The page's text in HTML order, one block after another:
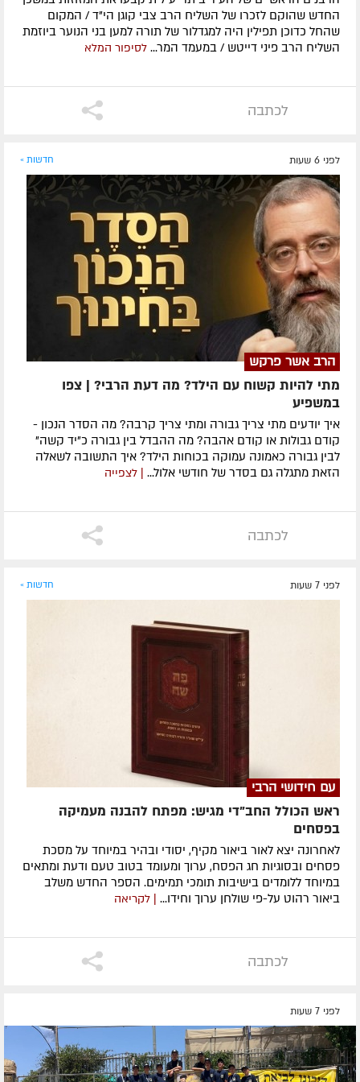
החדש שהוקם לזכרו של השליח הרב צבי קוגן הי"ד / המקום
שהחל כדוכן תפילין היה למגדלור של תורה למען בני הנוער ביוזמת
השליח הרב פיני דייטש / במעמד המר... לסיפור המלא
לכתבה
לפני 6 שעות חדשות »
הרב אשר פרקש
מתי להיות קשוח עם הילד? מה דעת הרבי? | צפו
במשפיע
איך יודעים מתי צריך גבורה ומתי צריך קרבה? מה הסדר הנכון -
קודם גבולות או קודם אהבה? מה ההבדל בין גבורה כ"יד קשה"
לבין גבורה כאמונה עמוקה בכוחות הילד? איך התשובה לשאלה
הזאת מתגלה גם בסדר של חודשי אלול...
| לצפייה
לכתבה
לפני 7 שעות חדשות »
עם חידושי הרבי
ראש הכולל החב"די מגיש: מפתח להבנה מעמיקה
בפסחים
לאחרונה ​יצא לאור ביאור מקיף, יסודי ובהיר במיוחד על מסכת
פסחים ובסוגיות חג הפסח, ערוך ומעומד בטוב טעם ודעת ומתאים
במיוחד ללומדים בישיבות תומכי תמימים. ​הספר החדש משלב
ביאור רהוט על-פי שולחן ערוך וחידו... | לקריאה
לכתבה
לפני 7 שעות